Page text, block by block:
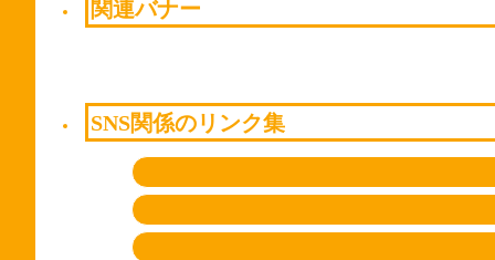
関連バナー
SNS関係のリンク集